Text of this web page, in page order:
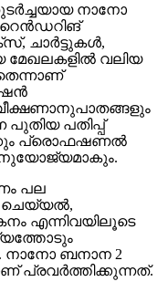
നാനോ
ചാര്‍ട്ടുകള്‍,
മേഖലകളില്‍ വലിയ
പുതിയ പതിപ്പ്
പ്രൊഫഷണല്‍
പല
ചെയ്യല്‍,
എന്നിവയിലൂടെ
നാനോ ബനാന 2
പ്രവര്‍ത്തിക്കുന്നത്.